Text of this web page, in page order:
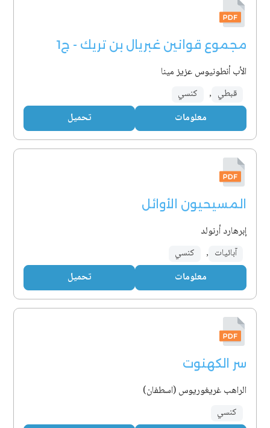
مجموع قوانين غبريال بن تريك - ج1
الأب أنطونيوس عزيز مينا
قبطي , كنسي
معلومات تحميل
المسيحيون الأوائل
إبرهارد أرنولد
آبائيات , كنسي
معلومات تحميل
سر الكهنوت
الراهب غريغوريوس (اسطفان)
كنسي